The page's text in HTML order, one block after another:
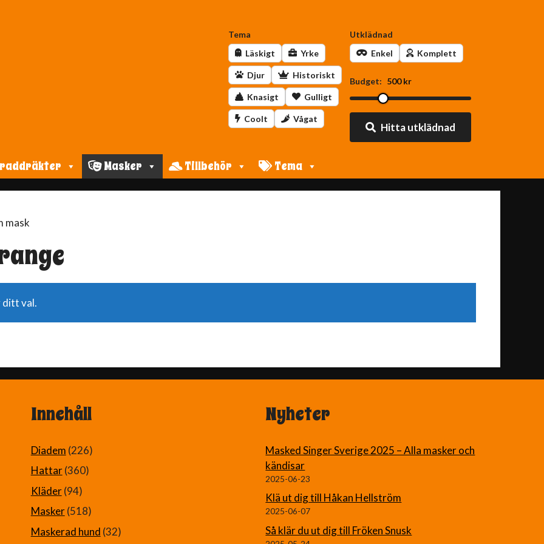
Tema
Läskigt
Yrke
Djur Historiskt
Knasigt Gulligt
Coolt Vågat
Utklädnad
Enkel
Komplett
Budget: 500 kr
Hitta utklädnad
Masker Tillbehör Tema
mask
ditt val.
Innehåll
Diadem (226)
Hattar (360)
Kläder (94)
Masker (518)
Maskerad hund (32)
Nyheter
Masked Singer Sverige 2025 – Alla masker och
kändisar
2025-06-23
Klä ut dig till Håkan Hellström
2025-06-07
Så klär du ut dig till Fröken Snusk